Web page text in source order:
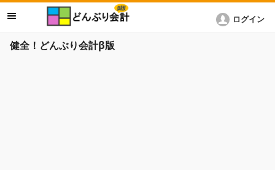
健全！どんぶり会計β版
ログイン